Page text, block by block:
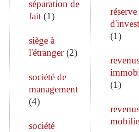
séparation de
fait(1)
siège à
l'étranger(2)
société de
management
(4)
société
réserve
(1)
(1)